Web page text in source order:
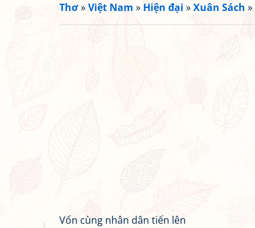
Thơ»Việt Nam » Hiện đại »Xuân Sách »
Vốn cùng nhân dân tiến lên